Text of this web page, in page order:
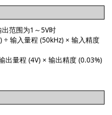
范围为1～5V时
÷ 输入量程 (50kHz) × 输入精度
出量程 (4V) × 输出精度 (0.03%)